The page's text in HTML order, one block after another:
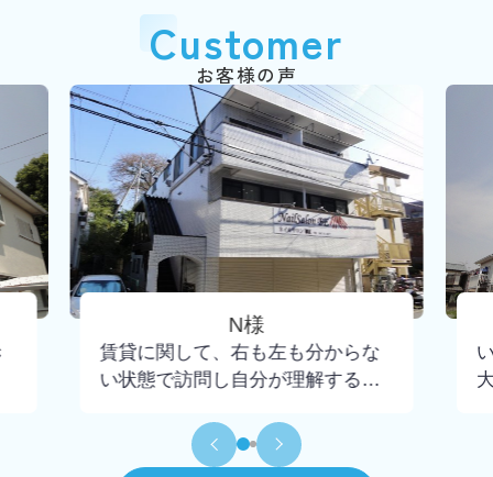
Customer
お客様の声
N様
賃貸に関して、右も左も分からな
い状態で訪問し自分が理解するま
もなく契約までいけました。担当
して頂いた大野さんには小さな疑